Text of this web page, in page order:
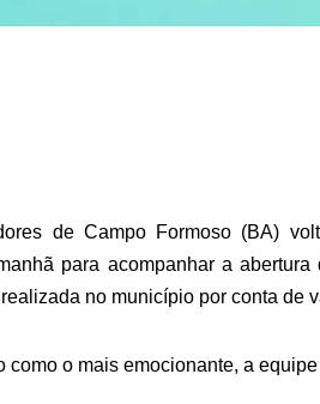
de Campo Formoso (BA)
para acompanhar a
no município por conta de
como o mais emocionante, a